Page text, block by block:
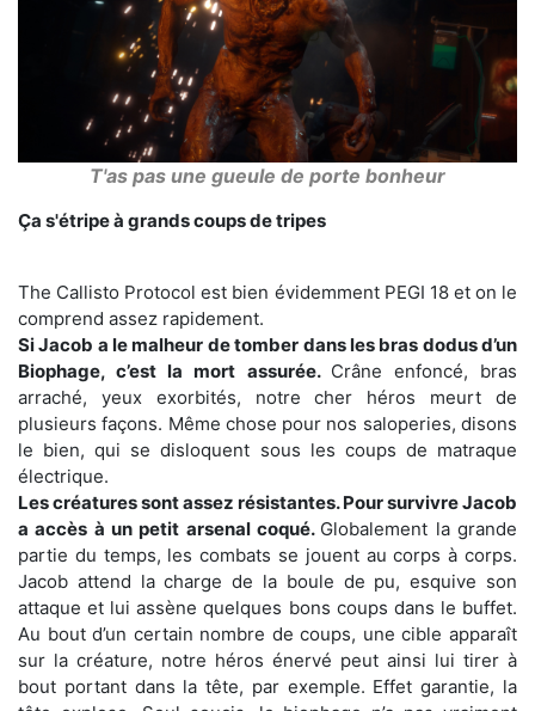
T'as pas une gueule de porte bonheur
Ça s'étripe à grands coups de tripes
The Callisto Protocol est bien évidemment PEGI 18 et on le
comprend assez rapidement.
Si Jacob a le malheur de tomber dans les bras dodus d’un
Biophage, c’est la mort assurée. Crâne enfoncé, bras
arraché, yeux exorbités, notre cher héros meurt de
plusieurs façons. Même chose pour nos saloperies, disons
le bien, qui se disloquent sous les coups de matraque
électrique.
Les créatures sont assez résistantes. Pour survivre Jacob
a accès à un petit arsenal coqué. Globalement la grande
partie du temps, les combats se jouent au corps à corps.
Jacob attend la charge de la boule de pu, esquive son
attaque et lui assène quelques bons coups dans le buffet.
Au bout d’un certain nombre de coups, une cible apparaît
sur la créature, notre héros énervé peut ainsi lui tirer à
bout portant dans la tête, par exemple. Effet garantie, la